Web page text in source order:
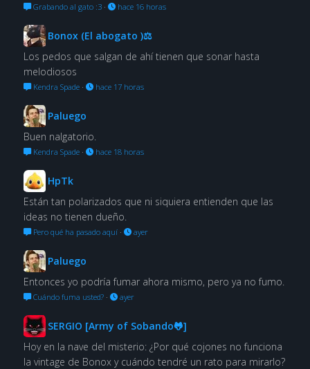
Grabando al gato :3· hace 16 horas
Bonox (El abogato )⚖
Los pedos que salgan de ahí tienen que sonar hasta
melodiosos
Kendra Spade· hace 17 horas
Paluego
Buen nalgatorio.
Kendra Spade· hace 18 horas
HpTk
Están tan polarizados que ni siquiera entienden que las
ideas no tienen dueño.
Pero qué ha pasado aquí· ayer
Paluego
Entonces yo podría fumar ahora mismo, pero ya no fumo.
Cuándo fuma usted?· ayer
SERGIO [Army of Sobando🐸]
Hoy en la nave del misterio: ¿Por qué cojones no funciona
la vintage de Bonox y cuándo tendré un rato para mirarlo?